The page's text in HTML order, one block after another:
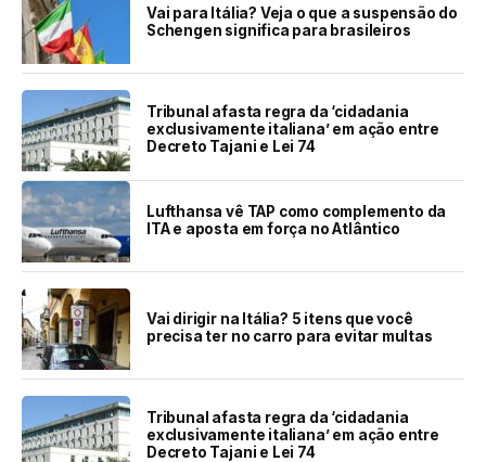
Vai para Itália? Veja o que a suspensão do
Schengen significa para brasileiros
Tribunal afasta regra da ‘cidadania
exclusivamente italiana’ em ação entre
Decreto Tajani e Lei 74
Lufthansa vê TAP como complemento da
ITA e aposta em força no Atlântico
Vai dirigir na Itália? 5 itens que você
precisa ter no carro para evitar multas
Tribunal afasta regra da ‘cidadania
exclusivamente italiana’ em ação entre
Decreto Tajani e Lei 74